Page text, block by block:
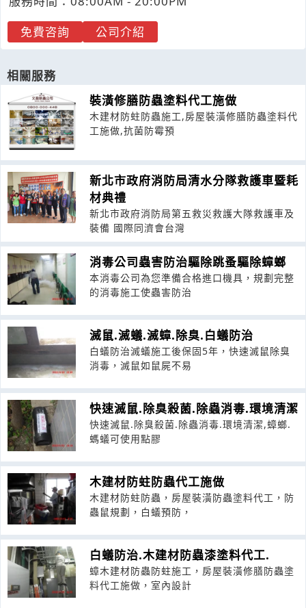
免費咨詢
公司介紹
相關服務
裝潢修膳防蟲塗料代工施做
木建材防蛀防蟲施工,房屋裝潢修膳防蟲塗料代
工施做,抗菌防霉預
新北市政府消防局清水分隊救護車暨耗
材典禮
新北市政府消防局第五救災救護大隊救護車及
裝備 國際同濟會台灣
消毒公司蟲害防治驅除跳蚤驅除蟑螂
本消毒公司為您準備合格進口機具，規劃完整
的消毒施工使蟲害防治
滅鼠.滅蟻.滅蟑.除臭.白蟻防治
白蟻防治滅蟻施工後保固5年，快速滅鼠除臭
消毒，滅鼠如鼠屍不易
快速滅鼠.除臭殺菌.除蟲消毒.環境清潔
快速滅鼠.除臭殺菌.除蟲消毒.環境清潔,蟑螂.
螞蟻可使用點膠
木建材防蛀防蟲代工施做
木建材防蛀防蟲，房屋裝潢防蟲塗料代工，防
蟲鼠規劃，白蟻預防，
白蟻防治.木建材防蟲漆塗料代工.
蟑木建材防蟲防蛀施工，房屋裝潢修膳防蟲塗
料代工施做，室內設計